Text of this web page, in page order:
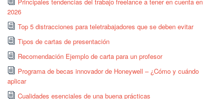
2026
Top 5 distracciones para teletrabajadores que se deben evitar
Tipos de cartas de presentación
Recomendación Ejemplo de carta para un profesor
Programa de becas innovador de Honeywell – ¿Cómo y cuándo
aplicar
Cualidades esenciales de una buena prácticas